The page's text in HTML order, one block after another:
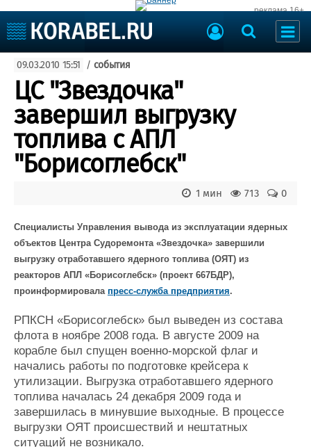
реклама 16+
Судоходство
Судоремонт
События
Пресс-релизы
Порты
Рыболовство
ВМФ
Образование
Яхты и катера
Еще
Пульс
Новости
Компании
Репутация
Работа
Журнал
Реклама
Доска объявлений
Продажа флота
Оборудование
Изделия
Материалы
Конференции
Выставки и семинары
Личности
Словарь
Флот
Галерея флота
Форум
Отзывы
09.03.2010 15:51 / события
ЦС "Звездочка"
завершил выгрузку
топлива с АПЛ
"Борисоглебск"
0
713
1 мин
Специалисты Управления вывода из эксплуатации ядерных
объектов Центра Судоремонта «Звездочка» завершили
выгрузку отработавшего ядерного топлива (ОЯТ) из
реакторов АПЛ «Борисоглебск» (проект 667БДР),
проинформировала пресс-служба предприятия.
РПКСН «Борисоглебск» был выведен из состава
флота в ноябре 2008 года. В августе 2009 на
корабле был спущен военно-морской флаг и
начались работы по подготовке крейсера к
утилизации. Выгрузка отработавшего ядерного
топлива началась 24 декабря 2009 года и
завершилась в минувшие выходные. В процессе
выгрузки ОЯТ происшествий и нештатных
ситуаций не возникало.